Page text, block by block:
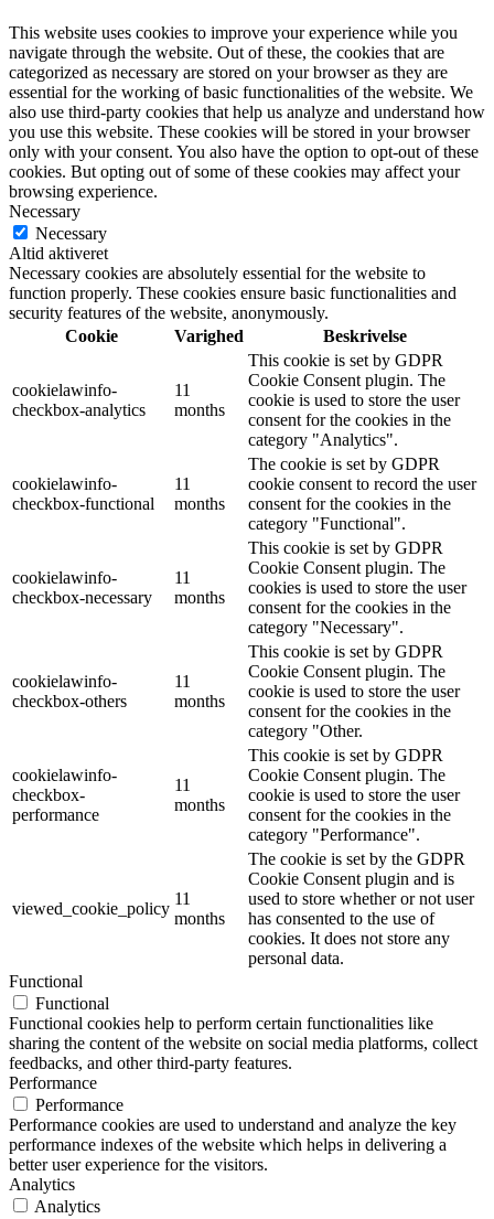
This website uses cookies to improve your experience while you
navigate through the website. Out of these, the cookies that are
categorized as necessary are stored on your browser as they are
essential for the working of basic functionalities of the website. We
also use third-party cookies that help us analyze and understand how
you use this website. These cookies will be stored in your browser
only with your consent. You also have the option to opt-out of these
cookies. But opting out of some of these cookies may affect your
browsing experience.
Necessary
Necessary
Altid aktiveret
Necessary cookies are absolutely essential for the website to
function properly. These cookies ensure basic functionalities and
security features of the website, anonymously.
Cookie
Varighed Beskrivelse
cookielawinfo-
checkbox-analytics
11
months
This cookie is set by GDPR
Cookie Consent plugin. The
cookie is used to store the user
consent for the cookies in the
category "Analytics".
cookielawinfo-
checkbox-functional
11
months
The cookie is set by GDPR
cookie consent to record the user
consent for the cookies in the
category "Functional".
cookielawinfo-
checkbox-necessary
11
months
This cookie is set by GDPR
Cookie Consent plugin. The
cookies is used to store the user
consent for the cookies in the
category "Necessary".
cookielawinfo-
checkbox-others
11
months
This cookie is set by GDPR
Cookie Consent plugin. The
cookie is used to store the user
consent for the cookies in the
category "Other.
cookielawinfo-
checkbox-
performance
11
months
This cookie is set by GDPR
Cookie Consent plugin. The
cookie is used to store the user
consent for the cookies in the
category "Performance".
viewed_cookie_policy
11
months
The cookie is set by the GDPR
Cookie Consent plugin and is
used to store whether or not user
has consented to the use of
cookies. It does not store any
personal data.
Functional
Functional
Functional cookies help to perform certain functionalities like
sharing the content of the website on social media platforms, collect
feedbacks, and other third-party features.
Performance
Performance
Performance cookies are used to understand and analyze the key
performance indexes of the website which helps in delivering a
better user experience for the visitors.
Analytics
Analytics